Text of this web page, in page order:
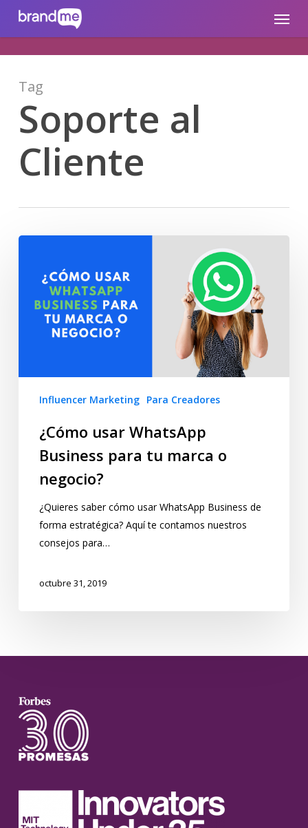
brandme.la Menu
Tag
Soporte al
Cliente
Influencer Marketing Para Creadores
¿Cómo usar WhatsApp
Business para tu marca o
negocio?
¿Quieres saber cómo usar WhatsApp Business de
forma estratégica? Aquí te contamos nuestros
consejos para…
octubre 31, 2019